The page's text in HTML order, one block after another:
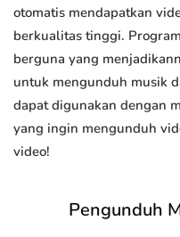
otomatis mendapatkan
berkualitas tinggi.
berguna yang
untuk mengunduh musik
dapat digunakan dengan
yang ingin mengunduh
video!
Pengunduh